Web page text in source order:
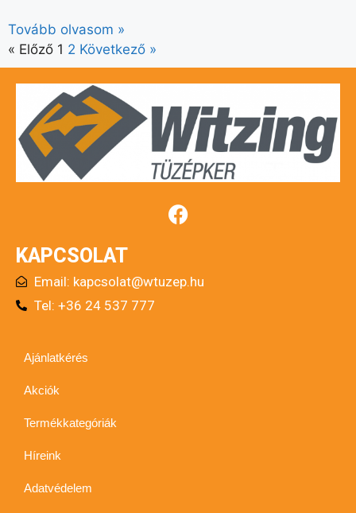
Tovább olvasom »
« Előző 1 2 Következő »
KAPCSOLAT
Email: kapcsolat@wtuzep.hu
Tel: +36 24 537 777
Ajánlatkérés
Akciók
Termékkategóriák
Híreink
Adatvédelem